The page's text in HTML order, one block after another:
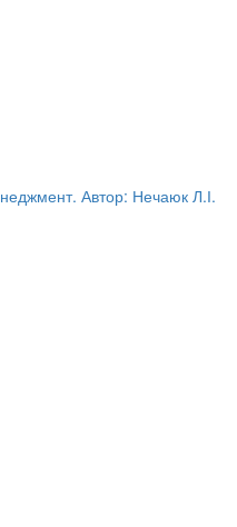
Автор: Нечаюк Л.І.